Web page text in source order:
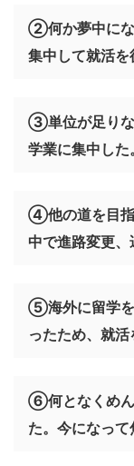
②何か夢中にな
集中して就活を
③単位が足りな
学業に集中した。
④他の道を目指
中で進路変更、
⑤海外に留学を
ったため、就活
⑥何となくめん
た。今になって